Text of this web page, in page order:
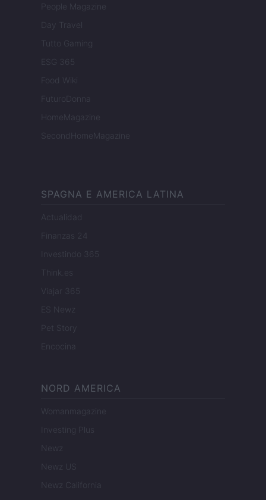
People Magazine
Day Travel
Tutto Gaming
ESG 365
Food Wiki
FuturoDonna
HomeMagazine
SecondHomeMagazine
SPAGNA E AMERICA LATINA
Actualidad
Finanzas 24
Investindo 365
Think.es
Viajar 365
ES Newz
Pet Story
Encocina
NORD AMERICA
Womanmagazine
Investing Plus
Newz
Newz US
Newz California